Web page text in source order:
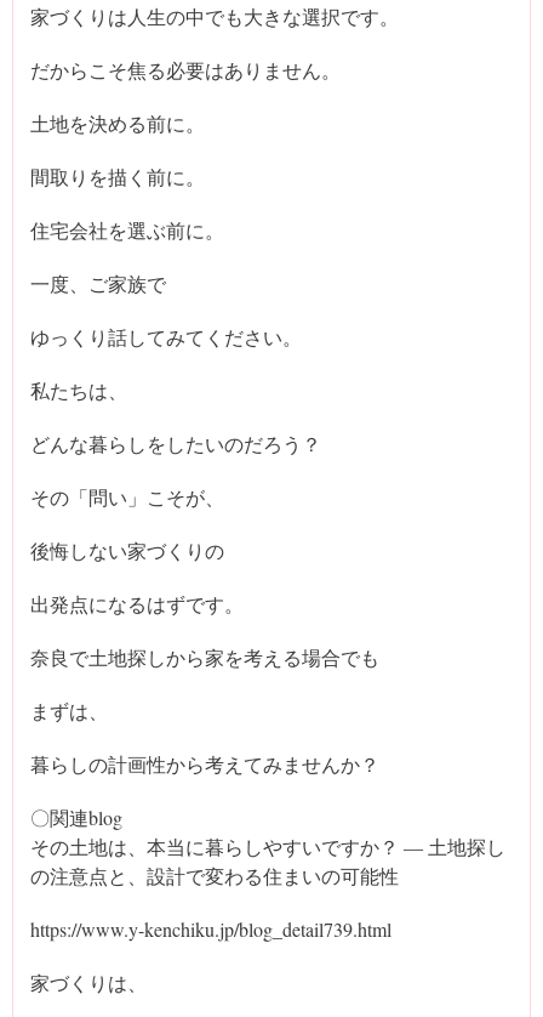
家づくりは人生の中でも大きな選択です。
だからこそ焦る必要はありません。
土地を決める前に。
間取りを描く前に。
住宅会社を選ぶ前に。
一度、ご家族で
ゆっくり話してみてください。
私たちは、
どんな暮らしをしたいのだろう？
その「問い」こそが、
後悔しない家づくりの
出発点になるはずです。
奈良で土地探しから家を考える場合でも
まずは、
暮らしの計画性から考えてみませんか？
〇関連blog
その土地は、本当に暮らしやすいですか？ ― 土地探し
の注意点と、設計で変わる住まいの可能性
https://www.y-kenchiku.jp/blog_detail739.html
家づくりは、